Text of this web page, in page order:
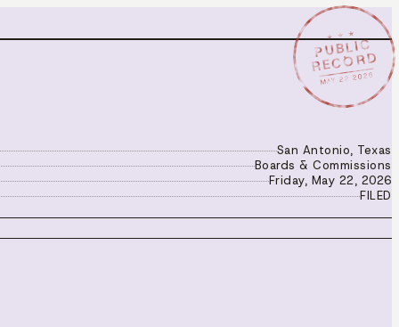
★ ★ ★
PUBLIC
RECORD
MAY 22 2026
San Antonio, Texas
Boards & Commissions
Friday, May 22, 2026
FILED